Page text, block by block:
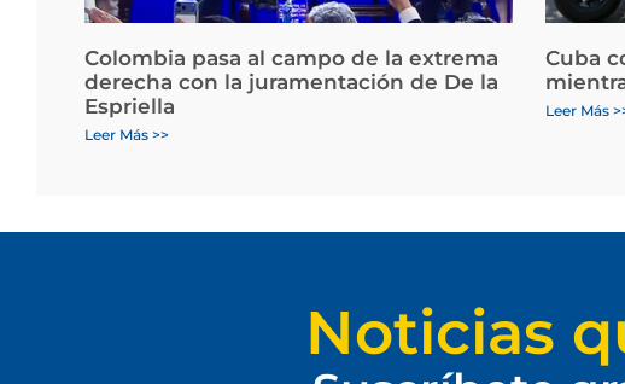
Colombia pasa al campo de la extrema
derecha con la juramentación de De la
Espriella
Leer Más >>
Cuba
Leer Más
Noticias